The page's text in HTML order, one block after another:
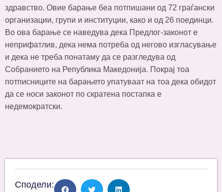
здравство. Овие барање беа потпишани од 72 граѓански
организации, групи и институции, како и од 26 поединци.
Во ова барање се наведува дека Предлог-законот е
неприфатлив, дека нема потреба од негово изгласување
и дека не треба понатаму да се разгледува од
Собранието на Република Македонија. Покрај тоа
потписниците на барањето упатуваат на тоа дека обидот
да се носи законот по скратена постапка е
недемократски.
Сподели: